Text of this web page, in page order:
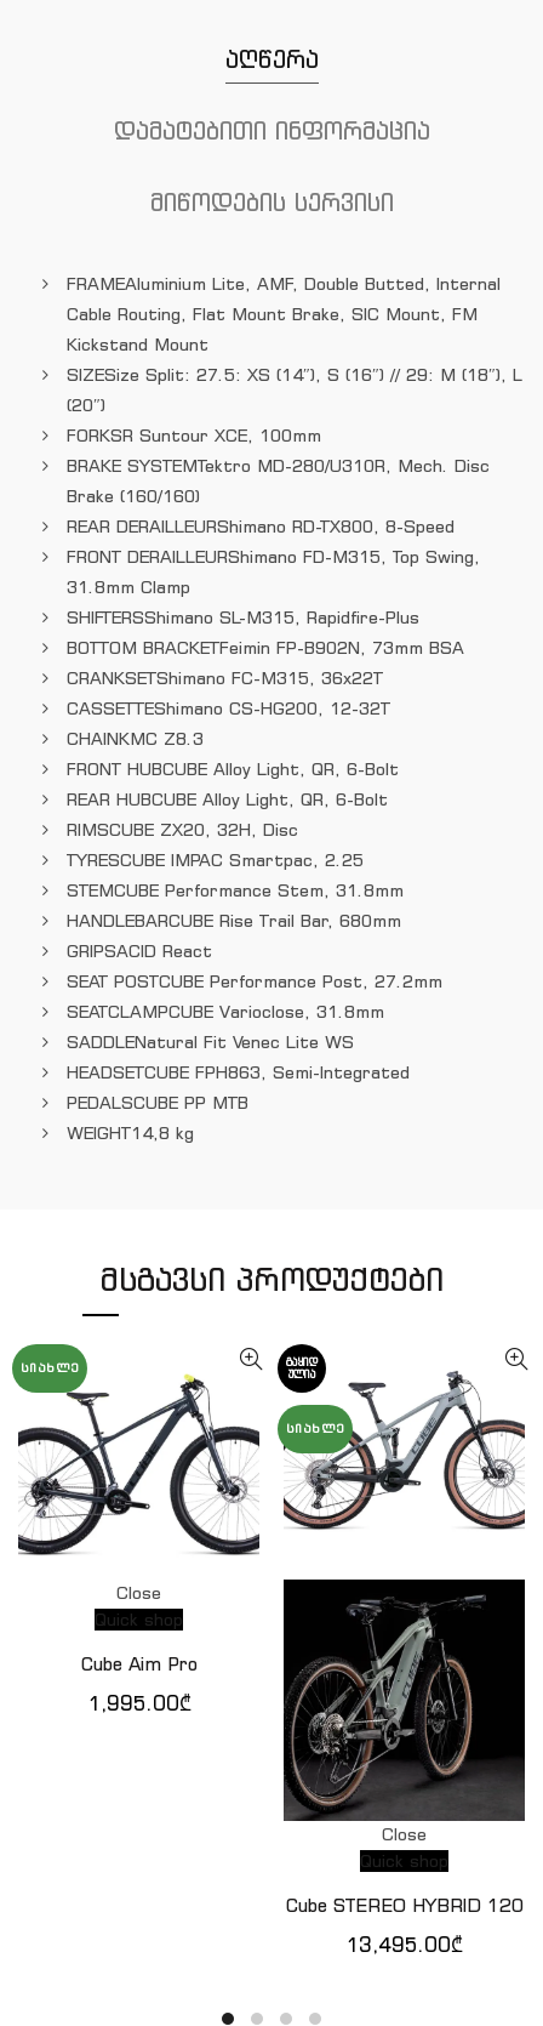
აღწერა
დამატებითი ინფორმაცია
მიწოდების სერვისი
FRAMEAluminium Lite, AMF, Double Butted, Internal
Cable Routing, Flat Mount Brake, SIC Mount, FM
Kickstand Mount
SIZESize Split: 27.5: XS (14″), S (16″) // 29: M (18″), L
(20″)
FORKSR Suntour XCE, 100mm
BRAKE SYSTEMTektro MD-280/U310R, Mech. Disc
Brake (160/160)
REAR DERAILLEURShimano RD-TX800, 8-Speed
FRONT DERAILLEURShimano FD-M315, Top Swing,
31.8mm Clamp
SHIFTERSShimano SL-M315, Rapidfire-Plus
BOTTOM BRACKETFeimin FP-B902N, 73mm BSA
CRANKSETShimano FC-M315, 36x22T
CASSETTEShimano CS-HG200, 12-32T
CHAINKMC Z8.3
FRONT HUBCUBE Alloy Light, QR, 6-Bolt
REAR HUBCUBE Alloy Light, QR, 6-Bolt
RIMSCUBE ZX20, 32H, Disc
TYRESCUBE IMPAC Smartpac, 2.25
STEMCUBE Performance Stem, 31.8mm
HANDLEBARCUBE Rise Trail Bar, 680mm
GRIPSACID React
SEAT POSTCUBE Performance Post, 27.2mm
SEATCLAMPCUBE Varioclose, 31.8mm
SADDLENatural Fit Venec Lite WS
HEADSETCUBE FPH863, Semi-Integrated
PEDALSCUBE PP MTB
WEIGHT14,8 kg
ᲛᲡᲒᲐᲕᲡᲘ ᲞᲠᲝᲓᲣᲥᲢᲔᲑᲘ
ᲡᲘᲐᲮᲚᲔ
Close
Quick shop
Cube Aim Pro
1,995.00₾
ᲒᲐᲧᲘᲓ
ᲣᲚᲘᲐ
ᲡᲘᲐᲮᲚᲔ
Close
Quick shop
Cube STEREO HYBRID 120
13,495.00₾